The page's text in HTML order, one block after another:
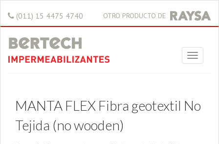
(011) 15 4475 4740 OTRO PRODUCTO DE
MANTA FLEX Fibra geotextil No
Tejida (no wooden)